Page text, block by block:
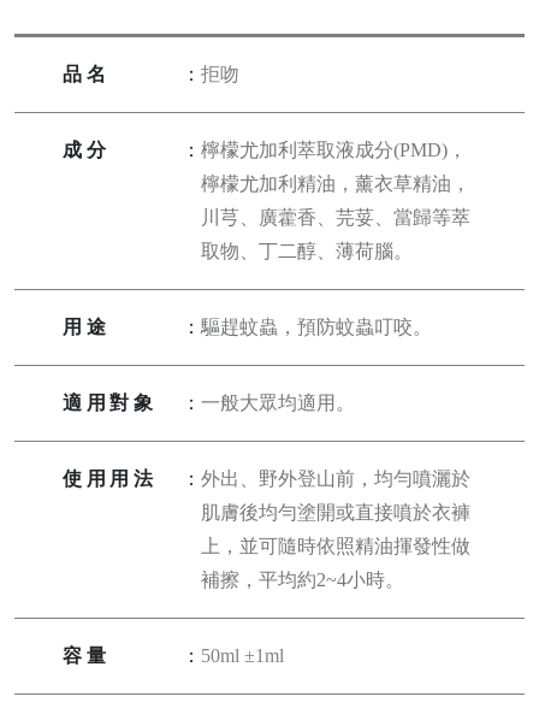
品名 ：拒吻
成分 ：檸檬尤加利萃取液成分(PMD)，
檸檬尤加利精油，薰衣草精油，
川芎、廣藿香、芫荽、當歸等萃
取物、丁二醇、薄荷腦。
用途 ：驅趕蚊蟲，預防蚊蟲叮咬。
適用對象 ：一般大眾均適用。
使用用法 ：外出、野外登山前，均勻噴灑於
肌膚後均勻塗開或直接噴於衣褲
上，並可隨時依照精油揮發性做
補擦，平均約2~4小時。
容量 ： 50ml ±1ml